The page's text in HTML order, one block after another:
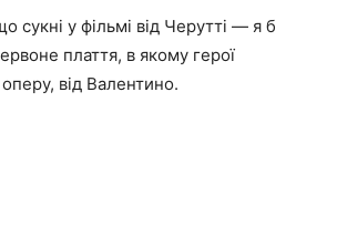
сукні у фільмі від Черутті — я б
плаття, в якому герої
від Валентино.